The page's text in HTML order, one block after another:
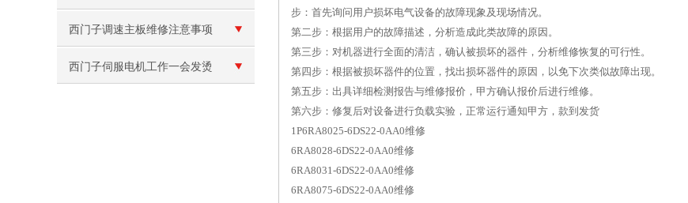
中重要的设备
西门子调速主板维修注意事项
西门子伺服电机工作一会发烫
步：首先询问用户损坏电气设备的故障现象及现场情况。
第二步：根据用户的故障描述，分析造成此类故障的原因。
第三步：对机器进行全面的清洁，确认被损坏的器件，分析维修恢复的可行性。
第四步：根据被损坏器件的位置，找出损坏器件的原因，以免下次类似故障出现。
第五步：出具详细检测报告与维修报价，甲方确认报价后进行维修。
第六步：修复后对设备进行负载实验，正常运行通知甲方，款到发货
1P6RA8025-6DS22-0AA0维修
6RA8028-6DS22-0AA0维修
6RA8031-6DS22-0AA0维修
6RA8075-6DS22-0AA0维修